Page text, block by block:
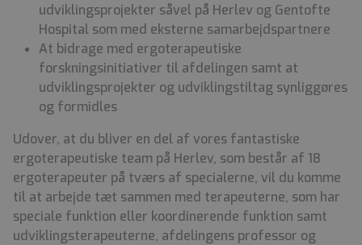
udviklingsprojekter såvel på Herlev og Gentofte
Hospital som med eksterne samarbejdspartnere
At bidrage med ergoterapeutiske
forskningsinitiativer til afdelingen samt at
udviklingsprojekter og udviklingstiltag synliggøres
og formidles
Udover, at du bliver en del af vores fantastiske
ergoterapeutiske team på Herlev, som består af 18
ergoterapeuter på tværs af specialerne, vil du komme
til at arbejde tæt sammen med terapeuterne, som har
speciale funktion eller koordinerende funktion samt
udviklingsterapeuterne, afdelingens professor og